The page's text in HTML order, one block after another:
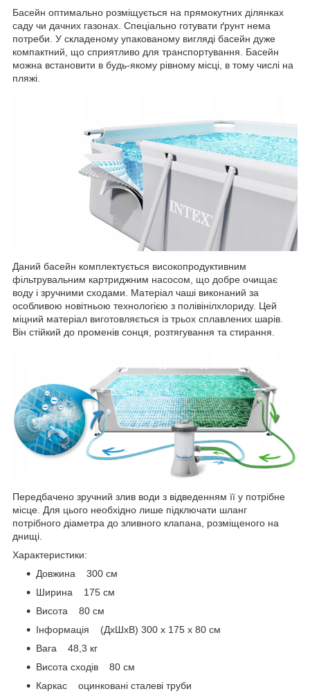
Басейн оптимально розміщується на прямокутних ділянках
саду чи дачних газонах. Спеціально готувати ґрунт нема
потреби. У складеному упакованому вигляді басейн дуже
компактний, що сприятливо для транспортування. Басейн
можна встановити в будь-якому рівному місці, в тому числі на
пляжі.
Даний басейн комплектується високопродуктивним
фільтрувальним картриджним насосом, що добре очищає
воду і зручними сходами. Матеріал чаші виконаний за
особливою новітньою технологією з полівінілхлориду. Цей
міцний матеріал виготовляється із трьох сплавлених шарів.
Він стійкий до променів сонця, розтягування та стирання.
Передбачено зручний злив води з відведенням її у потрібне
місце. Для цього необхідно лише підключати шланг
потрібного діаметра до зливного клапана, розміщеного на
днищі.
Характеристики:
Довжина 300 см
Ширина 175 см
Висота 80 см
Інформація (ДxШxВ) 300 x 175 x 80 см
Вага 48,3 кг
Висота сходів 80 см
Каркас оцинковані сталеві труби